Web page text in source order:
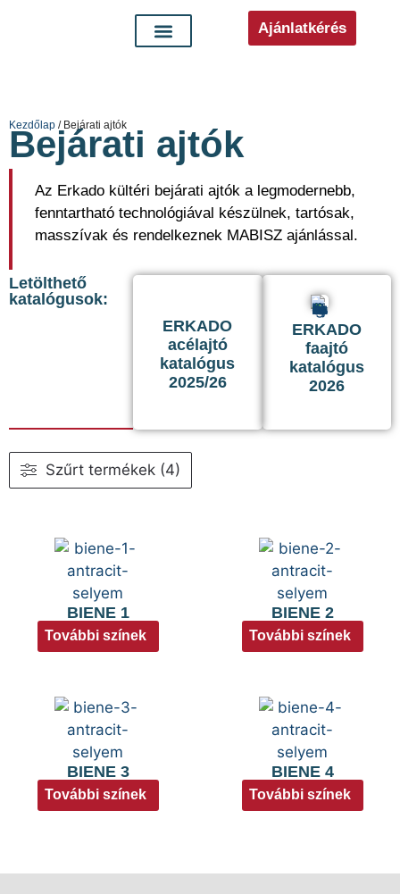
Ajánlatkérés
Kezdőlap / Bejárati ajtók
Bejárati ajtók
Az Erkado kültéri bejárati ajtók a legmodernebb,
fenntartható technológiával készülnek, tartósak,
masszívak és rendelkeznek MABISZ ajánlással.
Letölthető
katalógusok:
ERKADO
acélajtó
katalógus
2025/26
ERKADO
faajtó
katalógus
2026
Szűrt termékek (4)
BIENE 1
További színek
BIENE 2
További színek
BIENE 3
További színek
BIENE 4
További színek